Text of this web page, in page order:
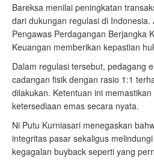
Bareksa menilai peningkatan
dari dukungan regulasi di Indonesia.
Pengawas Perdagangan Berjangka
Keuangan memberikan kepastian
Dalam regulasi tersebut, pedagang
cadangan fisik dengan rasio 1:1
dilakukan. Ketentuan ini
ketersediaan emas secara nyata.
Ni Putu Kurniasari menegaskan
integritas pasar sekaligus
kegagalan buyback seperti yang